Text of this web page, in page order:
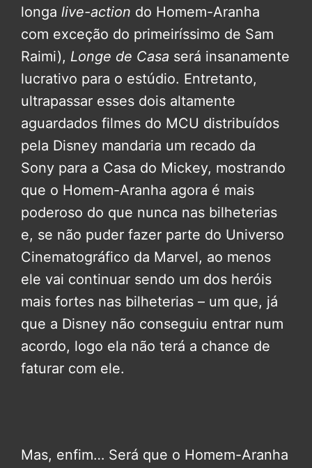
longa live-action do Homem-Aranha
com exceção do primeiríssimo de Sam
Raimi), Longe de Casa será insanamente
lucrativo para o estúdio. Entretanto,
ultrapassar esses dois altamente
aguardados filmes do MCU distribuídos
pela Disney mandaria um recado da
Sony para a Casa do Mickey, mostrando
que o Homem-Aranha agora é mais
poderoso do que nunca nas bilheterias
e, se não puder fazer parte do Universo
Cinematográfico da Marvel, ao menos
ele vai continuar sendo um dos heróis
mais fortes nas bilheterias – um que, já
que a Disney não conseguiu entrar num
acordo, logo ela não terá a chance de
faturar com ele.
Mas, enfim… Será que o Homem-Aranha